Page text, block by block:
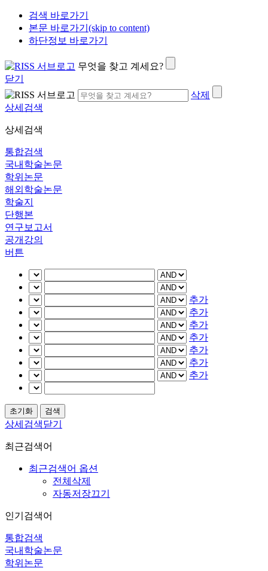
검색 바로가기
본문 바로가기(skip to content)
하단정보 바로가기
무엇을 찾고 계세요?
닫기
삭제
상세검색
상세검색
통합검색
국내학술논문
학위논문
해외학술논문
학술지
단행본
연구보고서
공개강의
버튼
추가
추가
추가
추가
추가
추가
추가
상세검색닫기
최근검색어
최근검색어 옵션
전체삭제
자동저장끄기
인기검색어
통합검색
국내학술논문
학위논문